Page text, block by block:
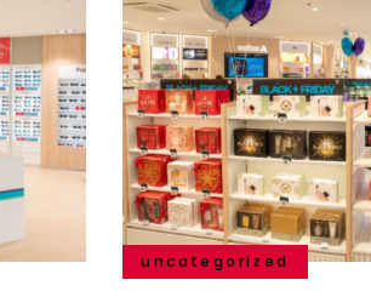
uncategorized